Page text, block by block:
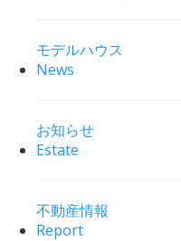
モデルハウス
News
お知らせ
Estate
不動産情報
Report